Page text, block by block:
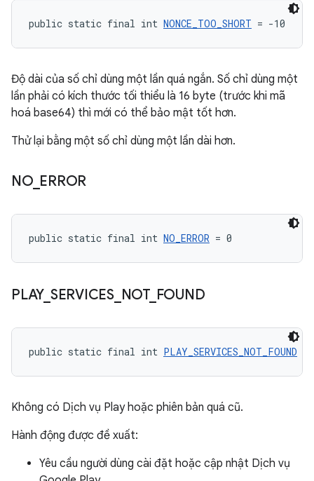
public static final int NONCE_TOO_SHORT = -10
Độ dài của số chỉ dùng một lần quá ngắn. Số chỉ dùng một
lần phải có kích thước tối thiểu là 16 byte (trước khi mã
hoá base64) thì mới có thể bảo mật tốt hơn.
Thử lại bằng một số chỉ dùng một lần dài hơn.
NO_ ERROR
public static final int NO_ERROR = 0
PLAY_ SERVICES_ NOT_ FOUND
public static final int PLAY_SERVICES_NOT_FOUND
Không có Dịch vụ Play hoặc phiên bản quá cũ.
Hành động được đề xuất:
Yêu cầu người dùng cài đặt hoặc cập nhật Dịch vụ